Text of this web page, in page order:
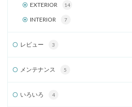
EXTERIOR 14
INTERIOR 7
レビュー 3
メンテナンス 5
いろいろ 4